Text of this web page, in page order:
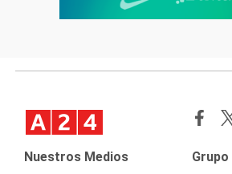
Nuestros Medios